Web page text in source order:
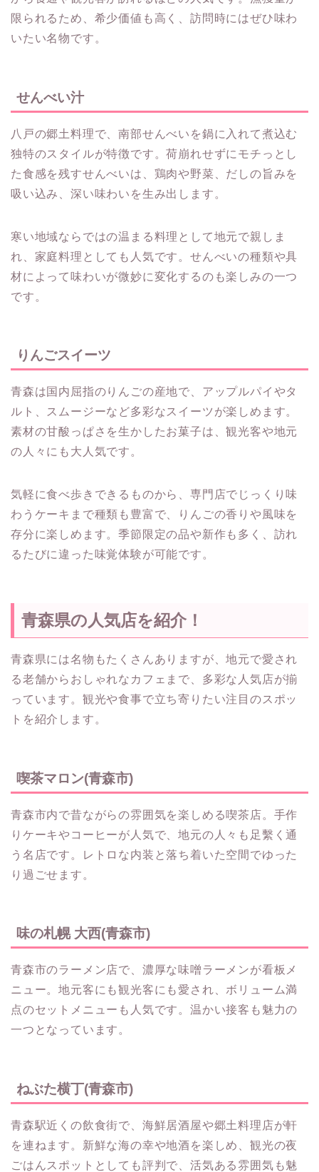
限られるため、希少価値も高く、訪問時にはぜひ味わ
いたい名物です。
せんべい汁
八戸の郷土料理で、南部せんべいを鍋に入れて煮込む
独特のスタイルが特徴です。荷崩れせずにモチっとし
た食感を残すせんべいは、鶏肉や野菜、だしの旨みを
吸い込み、深い味わいを生み出します。
寒い地域ならではの温まる料理として地元で親しま
れ、家庭料理としても人気です。せんべいの種類や具
材によって味わいが微妙に変化するのも楽しみの一つ
です。
りんごスイーツ
青森は国内屈指のりんごの産地で、アップルパイやタ
ルト、スムージーなど多彩なスイーツが楽しめます。
素材の甘酸っぱさを生かしたお菓子は、観光客や地元
の人々にも大人気です。
気軽に食べ歩きできるものから、専門店でじっくり味
わうケーキまで種類も豊富で、りんごの香りや風味を
存分に楽しめます。季節限定の品や新作も多く、訪れ
るたびに違った味覚体験が可能です。
青森県の人気店を紹介！
青森県には名物もたくさんありますが、地元で愛され
る老舗からおしゃれなカフェまで、多彩な人気店が揃
っています。観光や食事で立ち寄りたい注目のスポッ
トを紹介します。
喫茶マロン(青森市)
青森市内で昔ながらの雰囲気を楽しめる喫茶店。手作
りケーキやコーヒーが人気で、地元の人々も足繫く通
う名店です。レトロな内装と落ち着いた空間でゆった
り過ごせます。
味の札幌 大西(青森市)
青森市のラーメン店で、濃厚な味噌ラーメンが看板メ
ニュー。地元客にも観光客にも愛され、ボリューム満
点のセットメニューも人気です。温かい接客も魅力の
一つとなっています。
ねぶた横丁(青森市)
青森駅近くの飲食街で、海鮮居酒屋や郷土料理店が軒
を連ねます。新鮮な海の幸や地酒を楽しめ、観光の夜
ごはんスポットとしても評判で、活気ある雰囲気も魅